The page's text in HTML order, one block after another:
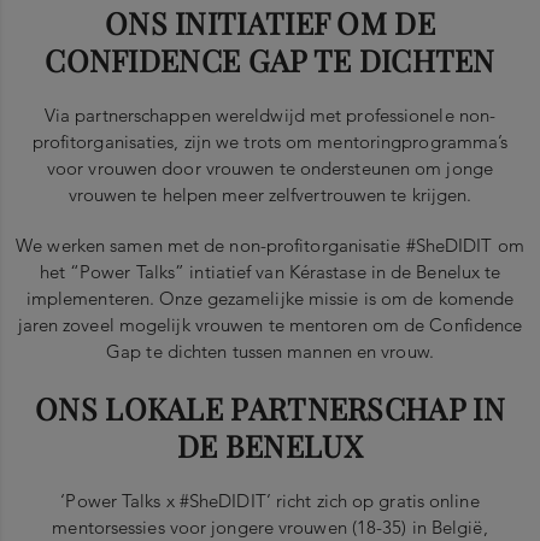
ONS INITIATIEF OM DE
CONFIDENCE GAP TE DICHTEN
Via partnerschappen wereldwijd met professionele non-
profitorganisaties, zijn we trots om mentoringprogramma’s
voor vrouwen door vrouwen te ondersteunen om jonge
vrouwen te helpen meer zelfvertrouwen te krijgen.
We werken samen met de non-profitorganisatie #SheDIDIT om
het “Power Talks” intiatief van Kérastase in de Benelux te
implementeren. Onze gezamelijke missie is om de komende
jaren zoveel mogelijk vrouwen te mentoren om de Confidence
Gap te dichten tussen mannen en vrouw.
ONS LOKALE PARTNERSCHAP IN
DE BENELUX
‘Power Talks x #SheDIDIT’ richt zich op gratis online
mentorsessies voor jongere vrouwen (18-35) in België,